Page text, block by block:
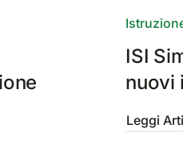
ISI
nuovi
Leggi